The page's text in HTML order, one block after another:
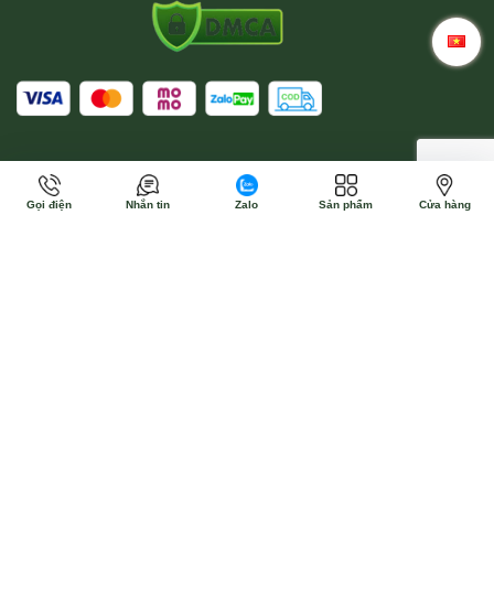
Gọi điện Nhắn tin Zalo Sản phẩm Cửa hàng